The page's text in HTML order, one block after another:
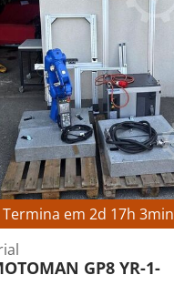
Termina em 2d 17h 3min
GP8 YR-1-